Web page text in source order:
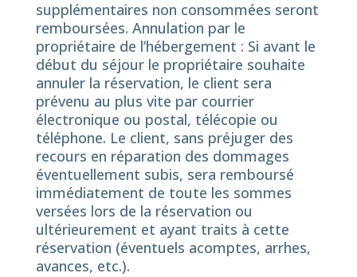
supplémentaires non consommées seront
remboursées. Annulation par le
propriétaire de l’hébergement : Si avant le
début du séjour le propriétaire souhaite
annuler la réservation, le client sera
prévenu au plus vite par courrier
électronique ou postal, télécopie ou
téléphone. Le client, sans préjuger des
recours en réparation des dommages
éventuellement subis, sera remboursé
immédiatement de toute les sommes
versées lors de la réservation ou
ultérieurement et ayant traits à cette
réservation (éventuels acomptes, arrhes,
avances, etc.).